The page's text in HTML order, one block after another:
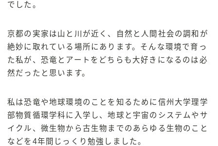
でした。
京都の実家は山と川が近く、自然と人間社会の調和が
絶妙に取れている場所にあります。そんな環境で育っ
た私が、恐竜とアートをどちらも大好きになるのは必
然だったと思います。
私は恐竜や地球環境のことを知るために信州大学理学
部物質循環学科に入学し、地球と宇宙のシステムやサ
イクル、微生物から古生物までのあらゆる生物のこと
などを4年間じっくり勉強しました。